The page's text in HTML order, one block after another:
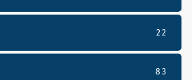
22
83